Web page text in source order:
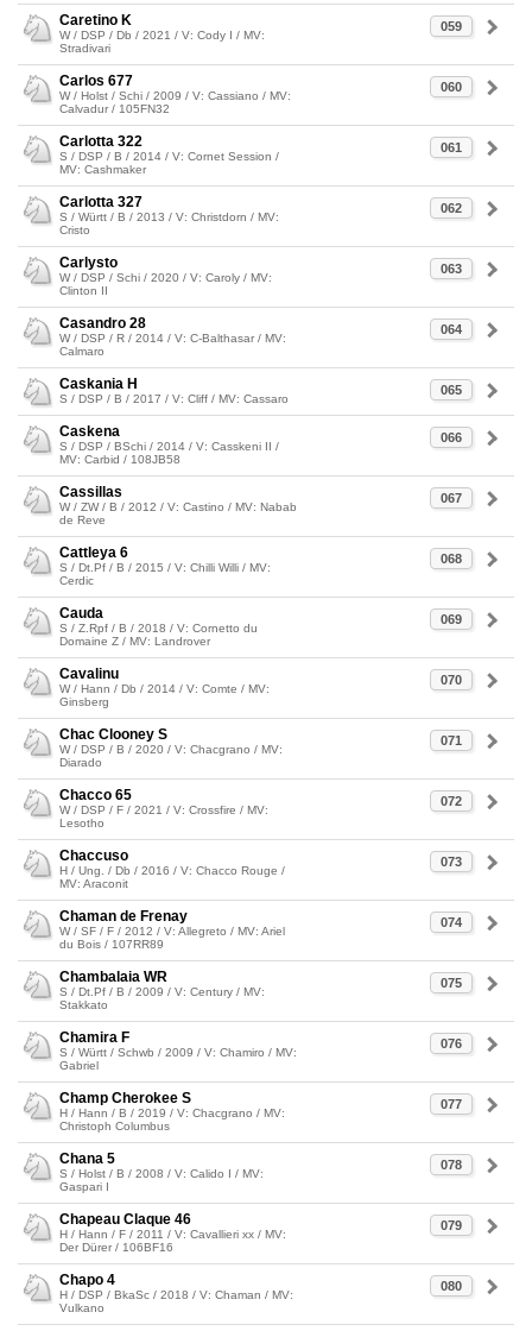
059
Caretino K
W / DSP / Db / 2021 / V: Cody I / MV:
Stradivari
060
Carlos 677
W / Holst / Schi / 2009 / V: Cassiano / MV:
Calvadur / 105FN32
061
Carlotta 322
S / DSP / B / 2014 / V: Cornet Session /
MV: Cashmaker
062
Carlotta 327
S / Württ / B / 2013 / V: Christdorn / MV:
Cristo
063
Carlysto
W / DSP / Schi / 2020 / V: Caroly / MV:
Clinton II
064
Casandro 28
W / DSP / R / 2014 / V: C-Balthasar / MV:
Calmaro
065
Caskania H
S / DSP / B / 2017 / V: Cliff / MV: Cassaro
066
Caskena
S / DSP / BSchi / 2014 / V: Casskeni II /
MV: Carbid / 108JB58
067
Cassillas
W / ZW / B / 2012 / V: Castino / MV: Nabab
de Reve
068
Cattleya 6
S / Dt.Pf / B / 2015 / V: Chilli Willi / MV:
Cerdic
069
Cauda
S / Z.Rpf / B / 2018 / V: Cornetto du
Domaine Z / MV: Landrover
070
Cavalinu
W / Hann / Db / 2014 / V: Comte / MV:
Ginsberg
071
Chac Clooney S
W / DSP / B / 2020 / V: Chacgrano / MV:
Diarado
072
Chacco 65
W / DSP / F / 2021 / V: Crossfire / MV:
Lesotho
073
Chaccuso
H / Ung. / Db / 2016 / V: Chacco Rouge /
MV: Araconit
074
Chaman de Frenay
W / SF / F / 2012 / V: Allegreto / MV: Ariel
du Bois / 107RR89
075
Chambalaia WR
S / Dt.Pf / B / 2009 / V: Century / MV:
Stakkato
076
Chamira F
S / Württ / Schwb / 2009 / V: Chamiro / MV:
Gabriel
077
Champ Cherokee S
H / Hann / B / 2019 / V: Chacgrano / MV:
Christoph Columbus
078
Chana 5
S / Holst / B / 2008 / V: Calido I / MV:
Gaspari I
079
Chapeau Claque 46
H / Hann / F / 2011 / V: Cavallieri xx / MV:
Der Dürer / 106BF16
080
Chapo 4
H / DSP / BkaSc / 2018 / V: Chaman / MV:
Vulkano